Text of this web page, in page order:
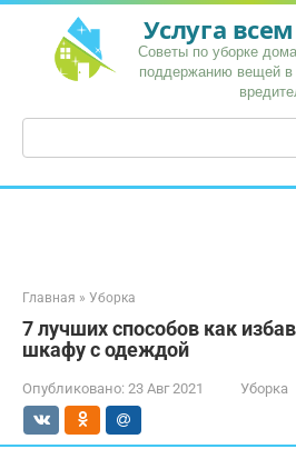
Перейти
контенту
Услуга
Советы по уборке
поддержанию вещей в
Поиск:
Главная » Уборка
7 лучших способов как
шкафу с одеждой
Опубликовано: 23 Авг 2021 Уборка